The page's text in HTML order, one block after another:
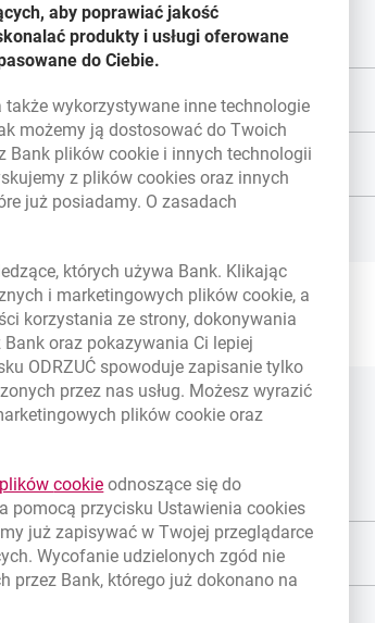
aby poprawiać jakość
produkty i usługi oferowane
do Ciebie.
wykorzystywane inne technologie
możemy ją dostosować do Twoich
Bank plikówcookie i innych technologii
oknie
z plikówcookies oraz innych
już posiadamy. O zasadach
których używa Bank. Klikając
i marketingowych plikówcookie, a
korzystania ze strony, dokonywania
oraz pokazywania Ci lepiej
ODRZUĆ spowoduje zapisanie tylko
przez nas usług. Możesz wyrazić
plikówcookie oraz
cookielink otwiera się w nowym oknie
odnoszące się do
pomocą przycisku Ustawieniacookies
już zapisywać w Twojej przeglądarce
Wycofanie udzielonych zgód nie
przez Bank, którego już dokonano na